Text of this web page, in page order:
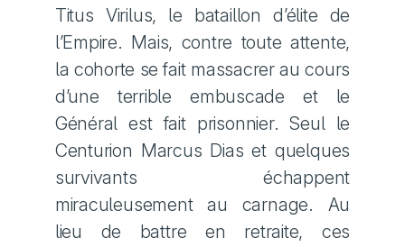
Titus Virilus, le bataillon d’élite de
l’Empire. Mais, contre toute attente,
la cohorte se fait massacrer au cours
d’une terrible embuscade et le
Général est fait prisonnier. Seul le
Centurion Marcus Dias et quelques
survivants échappent
miraculeusement au carnage. Au
lieu de battre en retraite, ces